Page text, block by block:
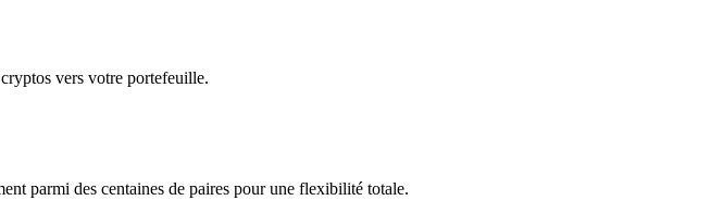
vers votre portefeuille.
parmi des centaines de paires pour une flexibilité totale.